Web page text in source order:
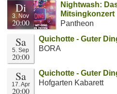
Di
3. Nov
20:00
Nightwash:
Mitsingkonzert
Pantheon
Sa
5. Sep
20:00
Quichotte - Guter
BORA
Sa
17. Apr
20:00
Quichotte - Guter
Hofgarten Kabarett